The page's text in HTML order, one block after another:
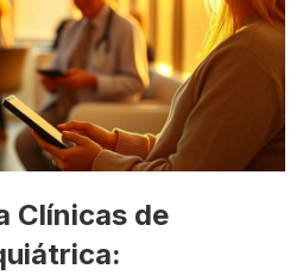
Clínicas de